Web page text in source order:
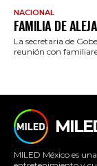
NACIONAL
FAMILIA DE
La secretaria de
reunión con
MILED México es